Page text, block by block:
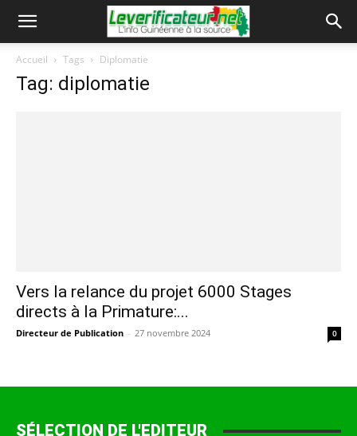
Accueil Tags Diplomatie
Tag: diplomatie
Vers la relance du projet 6000 Stages
directs à la Primature:...
Directeur de Publication - 27 novembre 2024 0
SÉLECTION DE L'EDITEUR